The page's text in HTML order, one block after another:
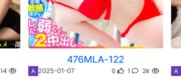
14
476MLA-122
A 2025-01-07 0 1 2k A